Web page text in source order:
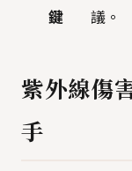
鍵
議。
紫外線傷
手